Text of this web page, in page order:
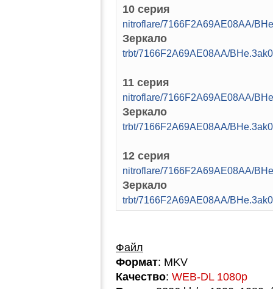
10 серия
nitroflare/7166F2A69AE08AA/
Зеркало
trbt/7166F2A69AE08AA/
11 серия
nitroflare/7166F2A69AE08AA/
Зеркало
trbt/7166F2A69AE08AA/
12 серия
nitroflare/7166F2A69AE08AA/
Зеркало
trbt/7166F2A69AE08AA/
Файл
Формат: MKV
Качество: WEB-DL 1080p